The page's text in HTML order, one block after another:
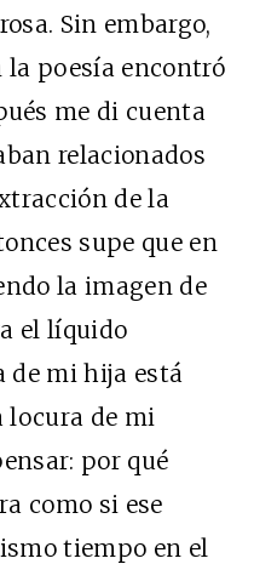
Sin embargo,
la poesía encontró
me di cuenta
relacionados
de la
supe que en
la imagen de
el líquido
de mi hija está
locura de mi
por qué
como si ese
tiempo en el